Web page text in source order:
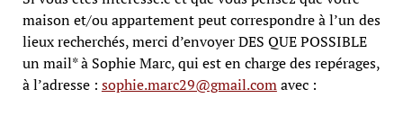
maison et/ou appartement peut correspondre à l’un des
lieux recherchés, merci d’envoyer DES QUE POSSIBLE
un mail* à Sophie Marc, qui est en charge des repérages,
à l’adresse : sophie.marc29@gmail.comavec :